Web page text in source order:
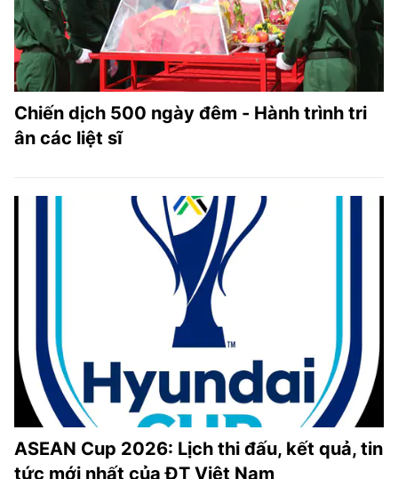
Chiến dịch 500 ngày đêm - Hành trình tri
ân các liệt sĩ
ASEAN Cup 2026: Lịch thi đấu, kết quả, tin
tức mới nhất của ĐT Việt Nam